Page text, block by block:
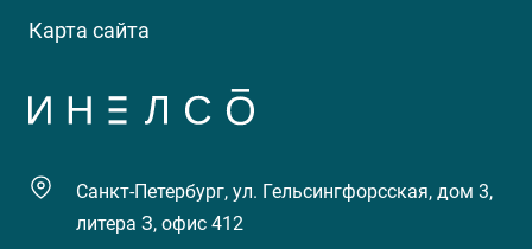
Карта сайта
Санкт-Петербург, ул. Гельсингфорсская, дом 3,
литера З, офис 412